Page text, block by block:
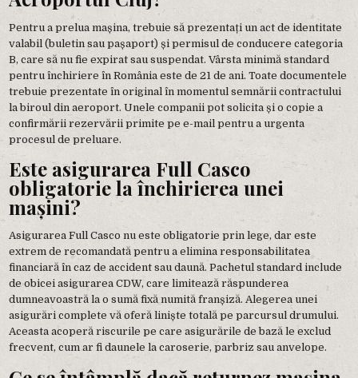
Pentru a prelua mașina, trebuie să prezentați un act de identitate
valabil (buletin sau pașaport) și permisul de conducere categoria
B, care să nu fie expirat sau suspendat. Vârsta minimă standard
pentru închiriere în România este de 21 de ani. Toate documentele
trebuie prezentate în original în momentul semnării contractului
la biroul din aeroport. Unele companii pot solicita și o copie a
confirmării rezervării primite pe e-mail pentru a urgenta
procesul de preluare.
Este asigurarea Full Casco
obligatorie la închirierea unei
mașini?
Asigurarea Full Casco nu este obligatorie prin lege, dar este
extrem de recomandată pentru a elimina responsabilitatea
financiară în caz de accident sau daună. Pachetul standard include
de obicei asigurarea CDW, care limitează răspunderea
dumneavoastră la o sumă fixă numită franșiză. Alegerea unei
asigurări complete vă oferă liniște totală pe parcursul drumului.
Aceasta acoperă riscurile pe care asigurările de bază le exclud
frecvent, cum ar fi daunele la caroserie, parbriz sau anvelope.